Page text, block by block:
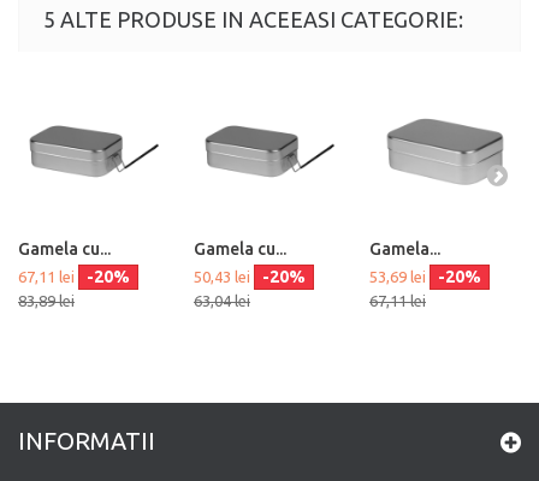
5 ALTE PRODUSE IN ACEEASI CATEGORIE:
Gamela cu...
67,11 lei -20%
83,89 lei
Gamela cu...
50,43 lei -20%
63,04 lei
Gamela...
53,69 lei -20%
67,11 lei
INFORMATII